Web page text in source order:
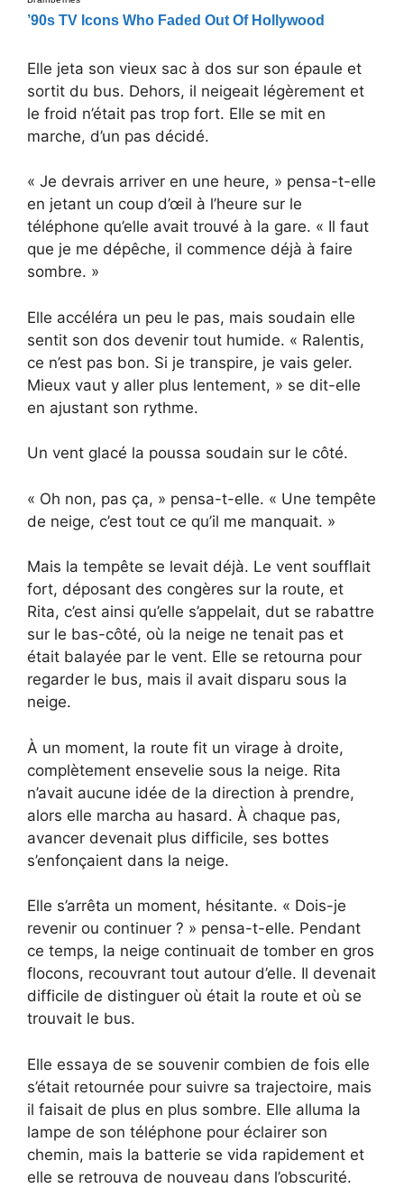
Elle jeta son vieux sac à dos sur son épaule et
sortit du bus. Dehors, il neigeait légèrement et
le froid n’était pas trop fort. Elle se mit en
marche, d’un pas décidé.
« Je devrais arriver en une heure, » pensa-t-elle
en jetant un coup d’œil à l’heure sur le
téléphone qu’elle avait trouvé à la gare. « Il faut
que je me dépêche, il commence déjà à faire
sombre. »
Elle accéléra un peu le pas, mais soudain elle
sentit son dos devenir tout humide. « Ralentis,
ce n’est pas bon. Si je transpire, je vais geler.
Mieux vaut y aller plus lentement, » se dit-elle
en ajustant son rythme.
Un vent glacé la poussa soudain sur le côté.
« Oh non, pas ça, » pensa-t-elle. « Une tempête
de neige, c’est tout ce qu’il me manquait. »
Mais la tempête se levait déjà. Le vent soufflait
fort, déposant des congères sur la route, et
Rita, c’est ainsi qu’elle s’appelait, dut se rabattre
sur le bas-côté, où la neige ne tenait pas et
était balayée par le vent. Elle se retourna pour
regarder le bus, mais il avait disparu sous la
neige.
À un moment, la route fit un virage à droite,
complètement ensevelie sous la neige. Rita
n’avait aucune idée de la direction à prendre,
alors elle marcha au hasard. À chaque pas,
avancer devenait plus difficile, ses bottes
s’enfonçaient dans la neige.
Elle s’arrêta un moment, hésitante. « Dois-je
revenir ou continuer ? » pensa-t-elle. Pendant
ce temps, la neige continuait de tomber en gros
flocons, recouvrant tout autour d’elle. Il devenait
difficile de distinguer où était la route et où se
trouvait le bus.
Elle essaya de se souvenir combien de fois elle
s’était retournée pour suivre sa trajectoire, mais
il faisait de plus en plus sombre. Elle alluma la
lampe de son téléphone pour éclairer son
chemin, mais la batterie se vida rapidement et
elle se retrouva de nouveau dans l’obscurité.